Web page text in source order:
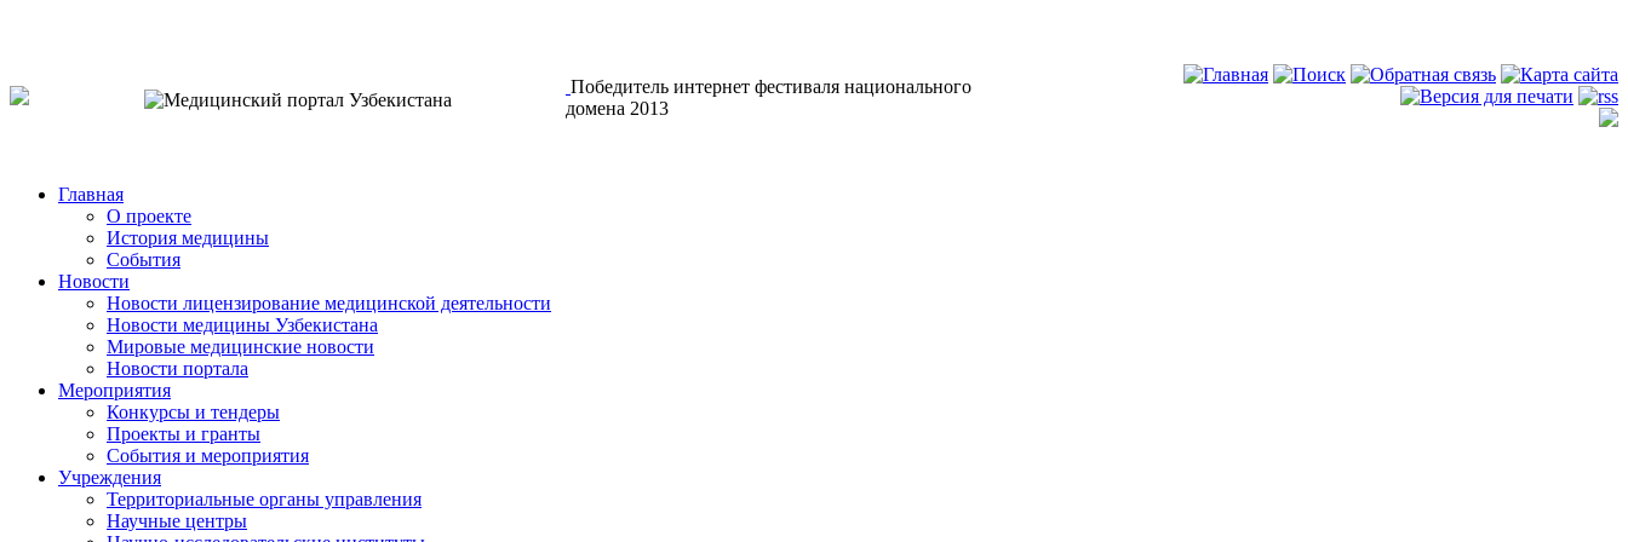
Победитель интернет фестиваля национального
домена 2013
Главная
О проекте
История медицины
События
Новости
Новости лицензирование медицинской деятельности
Новости медицины Узбекистана
Мировые медицинские новости
Новости портала
Мероприятия
Конкурсы и тендеры
Проекты и гранты
События и мероприятия
Учреждения
Территориальные органы управления
Научные центры